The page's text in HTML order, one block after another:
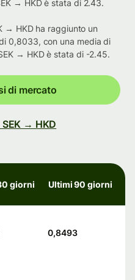
→ HKD è stata di 2.43.
→ HKD ha raggiunto un
0,8033, con una media di
→ HKD è stata di -2.45.
di mercato
→ HKD
giorni Ultimi 90 giorni
0,8493